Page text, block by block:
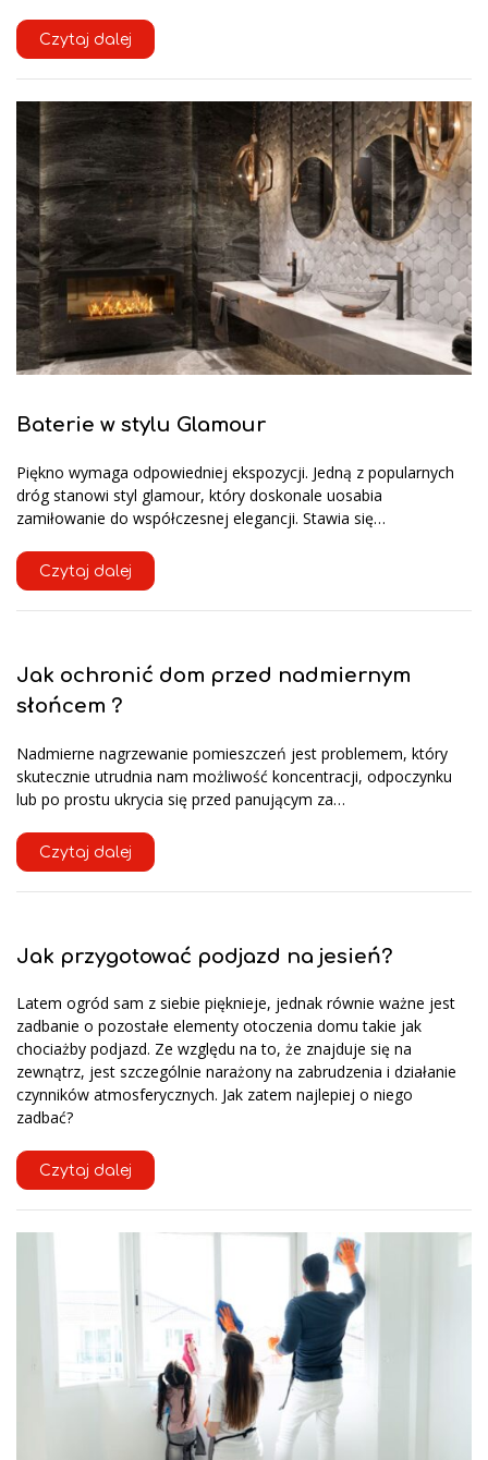
Czytaj dalej
Baterie w stylu Glamour
Piękno wymaga odpowiedniej ekspozycji. Jedną z popularnych
dróg stanowi styl glamour, który doskonale uosabia
zamiłowanie do współczesnej elegancji. Stawia się…
Czytaj dalej
Jak ochronić dom przed nadmiernym
słońcem ?
Nadmierne nagrzewanie pomieszczeń jest problemem, który
skutecznie utrudnia nam możliwość koncentracji, odpoczynku
lub po prostu ukrycia się przed panującym za…
Czytaj dalej
Jak przygotować podjazd na jesień?
Latem ogród sam z siebie pięknieje, jednak równie ważne jest
zadbanie o pozostałe elementy otoczenia domu takie jak
chociażby podjazd. Ze względu na to, że znajduje się na
zewnątrz, jest szczególnie narażony na zabrudzenia i działanie
czynników atmosferycznych. Jak zatem najlepiej o niego
zadbać?
Czytaj dalej